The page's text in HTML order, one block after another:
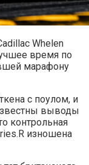
Whelen
время по
марафону
с поулом, и
выводы
контрольная
изношена